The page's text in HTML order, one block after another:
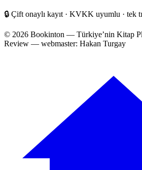
🔒 Çift onaylı kayıt · KVKK uyumlu · tek
© 2026 Bookinton — Türkiye’nin Kitap
Review — webmaster: Hakan Turgay